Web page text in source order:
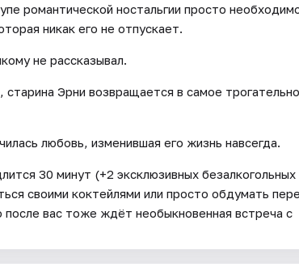
романтической ностальгии просто
никак его не отпускает.
не рассказывал.
Эрни возвращается в самое
любовь, изменившая его жизнь навсегда.
30 минут (+2 эксклюзивных безалкогольных
своими коктейлями или просто обдумать
вас тоже ждёт необыкновенная встреча с